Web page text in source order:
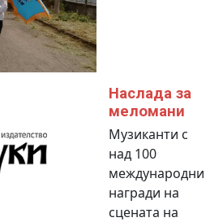
Наслада за
меломани
Музиканти с
над 100
международни
награди на
сцената на